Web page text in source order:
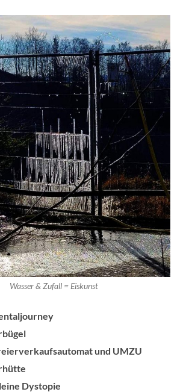
Wasser & Zufall = Eiskunst
und UMZU
Dystopie